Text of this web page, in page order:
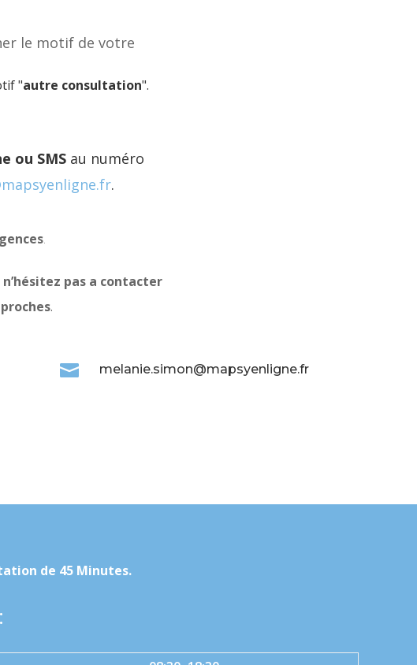
le motif de votre
"autre consultation".
ou SMSau numéro
.
.
n’hésitez pas a contacter
.
 melanie.simon@mapsyenligne.fr
de 45 Minutes.